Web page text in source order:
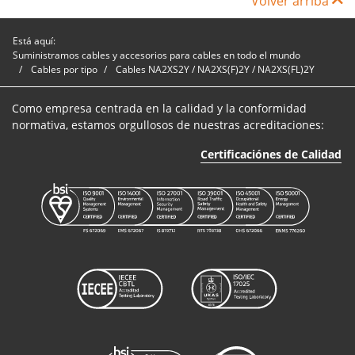
XLPE y PE.
6/10 (12) kV
A9XAY10KV1120 1 120mm²
conductor
de aluminio
6/10 (12) kV
Cable con
NA2XS2Y de
XLPE y PE.
6/10 (12) kV
Está aquí:
Suministramos cables y accesorios para cables en todo el mundo
Cables por tipo
Cables NA2XS2Y / NA2XS(F)2Y / NA2XS(FL)2Y
Como empresa centrada en la calidad y la conformidad
normativa, estamos orgullosos de nuestras acreditaciones:
Certificaciónes de Calidad